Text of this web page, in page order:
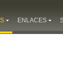
ENLACES